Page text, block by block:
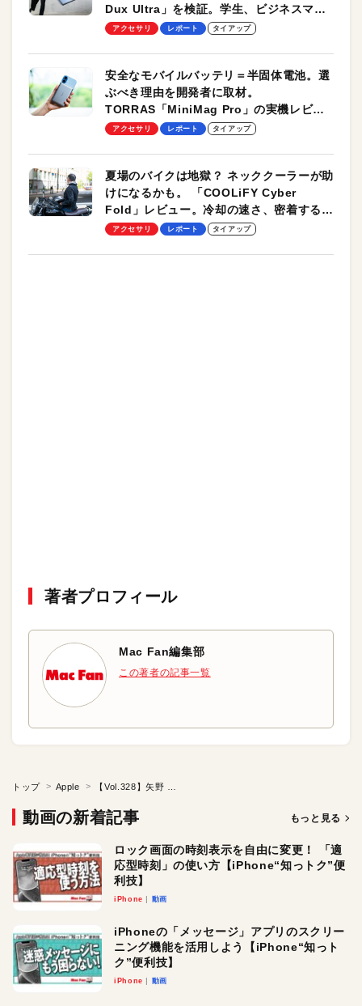
Dux Ultra」を検証。学生、ビジネスマン
のモバイルユースに最適！
アクセサリ レポート タイアップ
安全なモバイルバッテリ＝半固体電池。選
ぶべき理由を開発者に取材。
TORRAS「MiniMag Pro」の実機レビュ
ーも
アクセサリ レポート タイアップ
夏場のバイクは地獄？ ネッククーラーが助
けになるかも。 「COOLiFY Cyber
Fold」レビュー。冷却の速さ、密着する冷
却プレート、シンプルな操作性がグッド！
アクセサリ レポート タイアップ
著者プロフィール
Mac Fan編集部
この著者の記事一覧
トップ Apple
動画の新着記事 もっと見る
ロック画面の時刻表示を自由に変更！ 「適
応型時刻」の使い方【iPhone“知っトク”便
利技】
iPhone 動画
iPhoneの「メッセージ」アプリのスクリー
ニング機能を活用しよう【iPhone“知っト
ク”便利技】
iPhone 動画